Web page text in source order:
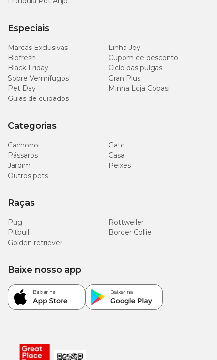
Especiais
Marcas Exclusivas
Linha Joy
Biofresh
Cupom de desconto
Black Friday
Ciclo das pulgas
Sobre Vermífugos
Gran Plus
Pet Day
Minha Loja Cobasi
Guias de cuidados
Categorias
Cachorro
Gato
Pássaros
Casa
Jardim
Peixes
Outros pets
Raças
Pug
Rottweiler
Pitbull
Border Collie
Golden retriever
Baixe nosso app